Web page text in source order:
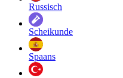
Russisch
Scheikunde
Spaans